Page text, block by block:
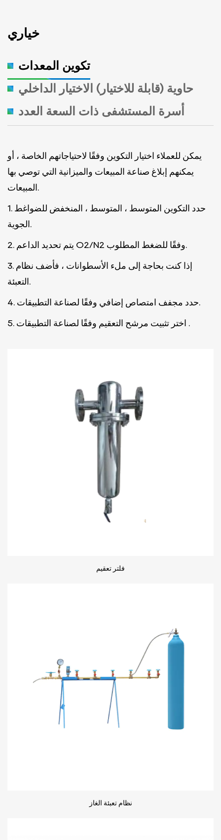
خياري
تكوين المعدات
حاوية (قابلة للاختيار) الاختيار الداخلي
أسرة المستشفى ذات السعة العدد
يمكن للعملاء اختيار التكوين وفقًا لاحتياجاتهم الخاصة ، أو
يمكنهم إبلاغ صناعة المبيعات والميزانية التي توصي بها
1.
حدد التكوين المتوسط ​​، المتوسط ​​، المنخفض للضواغط
2.
3. إذا كنت بحاجة إلى ملء الأسطوانات ، فأضف نظام
4.
5.
فلتر تعقيم
نظام تعبئة الغاز